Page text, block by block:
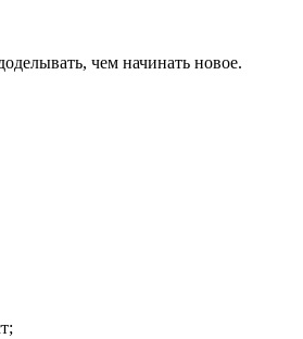
чем начинать новое.